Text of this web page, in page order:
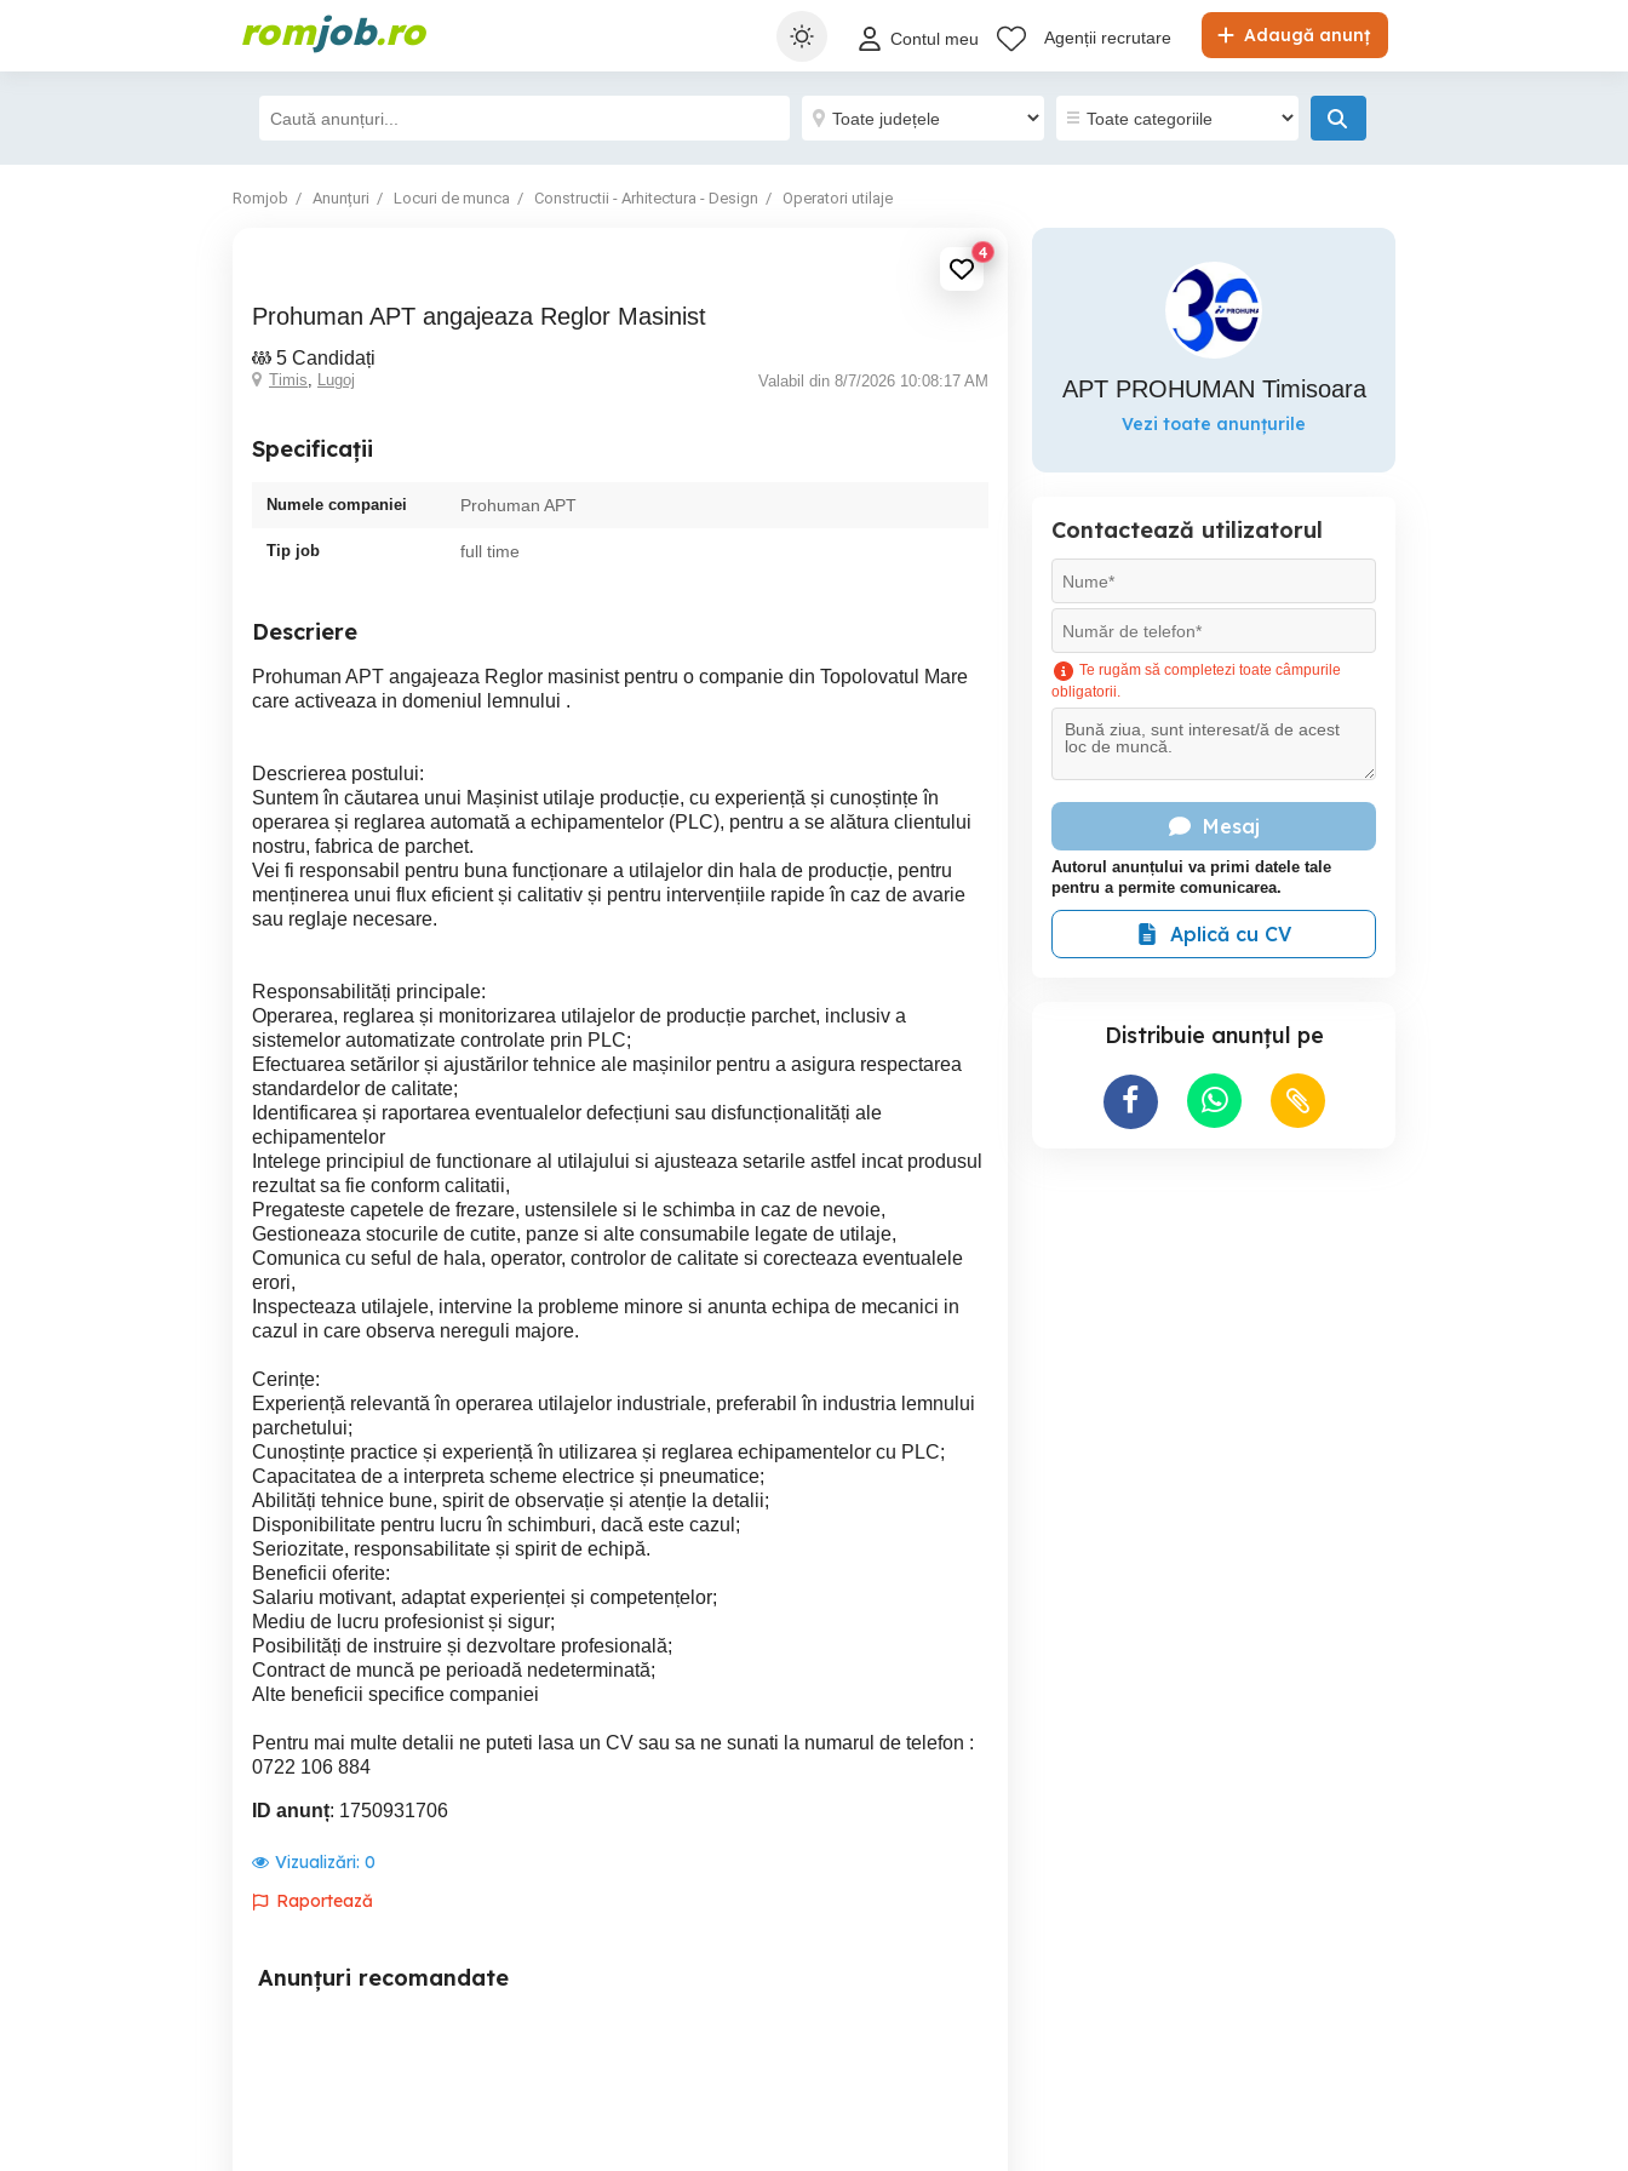
romjob.ro Adaugă anunț
Contul meu Agenții recrutare
Romjob Anunțuri Locuri de munca Constructii - Arhitectura - Design Operatori utilaje
4
Prohuman APT angajeaza Reglor Masinist
5 Candidați
Timis, Lugoj Valabil din 8/7/2026 10:08:17 AM
Specificații
Numele companiei Prohuman APT
Tip job full time
Descriere
Prohuman APT angajeaza Reglor masinist pentru o companie din Topolovatul Mare
care activeaza in domeniul lemnului .
Descrierea postului:
Suntem în căutarea unui Mașinist utilaje producție, cu experiență și cunoștințe în
operarea și reglarea automată a echipamentelor (PLC), pentru a se alătura clientului
nostru, fabrica de parchet.
Vei fi responsabil pentru buna funcționare a utilajelor din hala de producție, pentru
menținerea unui flux eficient și calitativ și pentru intervențiile rapide în caz de avarie
sau reglaje necesare.
Responsabilități principale:
Operarea, reglarea și monitorizarea utilajelor de producție parchet, inclusiv a
sistemelor automatizate controlate prin PLC;
Efectuarea setărilor și ajustărilor tehnice ale mașinilor pentru a asigura respectarea
standardelor de calitate;
Identificarea și raportarea eventualelor defecțiuni sau disfuncționalități ale
echipamentelor
Intelege principiul de functionare al utilajului si ajusteaza setarile astfel incat produsul
rezultat sa fie conform calitatii,
Pregateste capetele de frezare, ustensilele si le schimba in caz de nevoie,
Gestioneaza stocurile de cutite, panze si alte consumabile legate de utilaje,
Comunica cu seful de hala, operator, controlor de calitate si corecteaza eventualele
erori,
Inspecteaza utilajele, intervine la probleme minore si anunta echipa de mecanici in
cazul in care observa nereguli majore.
Cerințe:
Experiență relevantă în operarea utilajelor industriale, preferabil în industria lemnului
parchetului;
Cunoștințe practice și experiență în utilizarea și reglarea echipamentelor cu PLC;
Capacitatea de a interpreta scheme electrice și pneumatice;
Abilități tehnice bune, spirit de observație și atenție la detalii;
Disponibilitate pentru lucru în schimburi, dacă este cazul;
Seriozitate, responsabilitate și spirit de echipă.
Beneficii oferite:
Salariu motivant, adaptat experienței și competențelor;
Mediu de lucru profesionist și sigur;
Posibilități de instruire și dezvoltare profesională;
Contract de muncă pe perioadă nedeterminată;
Alte beneficii specifice companiei
Pentru mai multe detalii ne puteti lasa un CV sau sa ne sunati la numarul de telefon :
0722 106 884
ID anunț: 1750931706
Vizualizări: 0
Raportează
Anunțuri recomandate
APT PROHUMAN Timisoara
Vezi toate anunțurile
Contactează utilizatorul
Te rugăm să completezi toate câmpurile
obligatorii.
Mesaj
Autorul anunțului va primi datele tale
pentru a permite comunicarea.
Aplică cu CV
Distribuie anunțul pe